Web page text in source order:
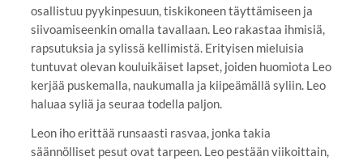
osallistuu pyykinpesuun, tiskikoneen täyttämiseen ja
siivoamiseenkin omalla tavallaan. Leo rakastaa ihmisiä,
rapsutuksia ja sylissä kellimistä. Erityisen mieluisia
tuntuvat olevan kouluikäiset lapset, joiden huomiota Leo
kerjää puskemalla, naukumalla ja kiipeämällä syliin. Leo
haluaa syliä ja seuraa todella paljon.
Leon iho erittää runsaasti rasvaa, jonka takia
säännölliset pesut ovat tarpeen. Leo pestään viikoittain,